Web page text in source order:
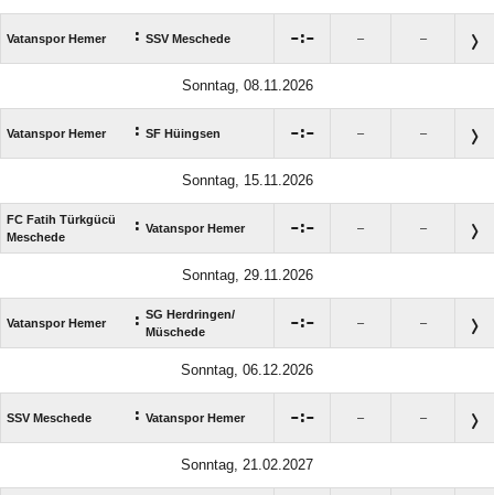
Vatanspor Hemer : SSV Meschede : – –
Sonntag, 08.11.2026
Vatanspor Hemer : SF Hüingsen : – –
Sonntag, 15.11.2026
FC Fatih Türkgücü
Meschede
: Vatanspor Hemer : – –
Sonntag, 29.11.2026
Vatanspor Hemer : SG Herdringen/​
Müschede
: – –
Sonntag, 06.12.2026
SSV Meschede : Vatanspor Hemer : – –
Sonntag, 21.02.2027